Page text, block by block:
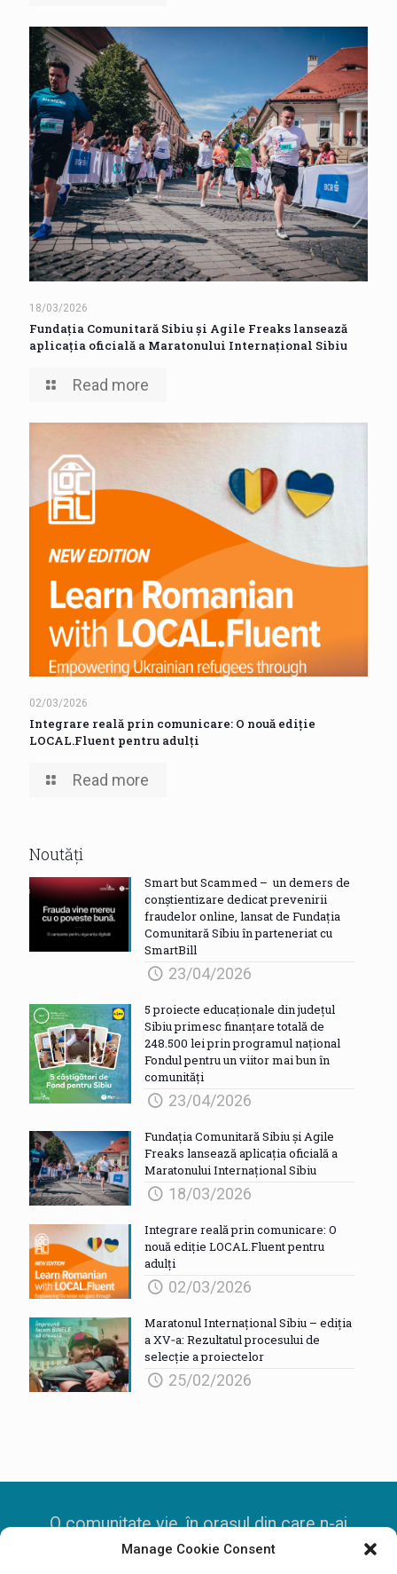
Manage Cookie Consent
18/03/2026
Fundația Comunitară Sibiu și Agile Freaks lansează
aplicația oficială a Maratonului Internațional Sibiu
Read more
02/03/2026
Integrare reală prin comunicare: O nouă ediție
LOCAL.Fluent pentru adulți
Read more
Noutăți
Smart but Scammed – un demers de
conștientizare dedicat prevenirii
fraudelor online, lansat de Fundația
Comunitară Sibiu în parteneriat cu
SmartBill
23/04/2026
5 proiecte educaționale din județul
Sibiu primesc finanțare totală de
248.500 lei prin programul național
Fondul pentru un viitor mai bun în
comunități
23/04/2026
Fundația Comunitară Sibiu și Agile
Freaks lansează aplicația oficială a
Maratonului Internațional Sibiu
18/03/2026
Integrare reală prin comunicare: O
nouă ediție LOCAL.Fluent pentru
adulți
02/03/2026
Maratonul Internațional Sibiu – ediția
a XV‑a: Rezultatul procesului de
selecție a proiectelor
25/02/2026
O comunitate vie, în orașul din care n-ai
mai pleca